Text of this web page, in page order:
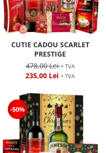
CUTIE CADOU SCARLET
PRESTIGE
478,00 Lei+ TVA
235,00 Lei + TVA
-50%